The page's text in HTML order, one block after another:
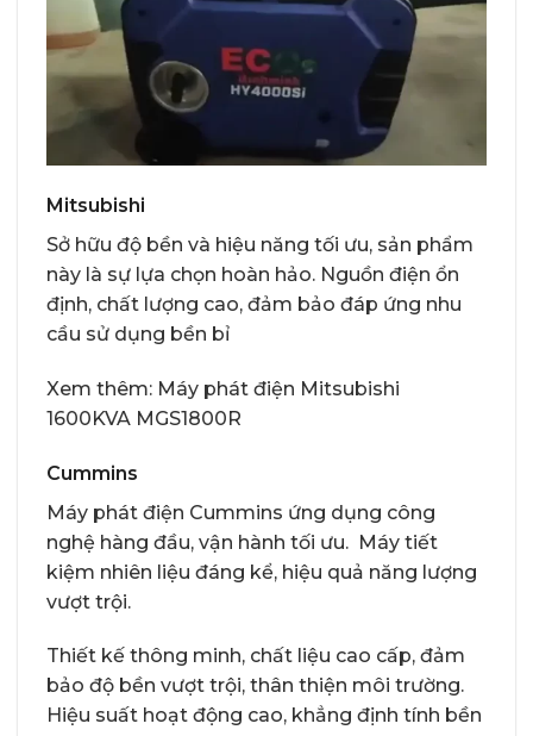
Mitsubishi
Sở hữu độ bền và hiệu năng tối ưu, sản phẩm
này là sự lựa chọn hoàn hảo. Nguồn điện ổn
định, chất lượng cao, đảm bảo đáp ứng nhu
cầu sử dụng bền bỉ
Xem thêm: Máy phát điện Mitsubishi
1600KVA MGS1800R
Cummins
Máy phát điện Cummins ứng dụng công
nghệ hàng đầu, vận hành tối ưu. Máy tiết
kiệm nhiên liệu đáng kể, hiệu quả năng lượng
vượt trội.
Thiết kế thông minh, chất liệu cao cấp, đảm
bảo độ bền vượt trội, thân thiện môi trường.
Hiệu suất hoạt động cao, khẳng định tính bền